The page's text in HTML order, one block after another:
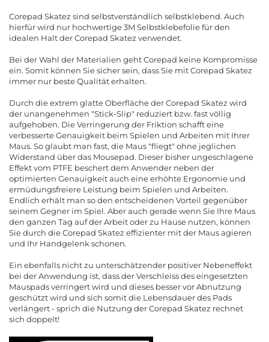
Corepad Skatez sind selbstverständlich selbstklebend. Auch
hierfür wird nur hochwertige 3M Selbstklebefolie für den
idealen Halt der Corepad Skatez verwendet.
Bei der Wahl der Materialien geht Corepad keine Kompromisse
ein. Somit können Sie sicher sein, dass Sie mit Corepad Skatez
immer nur beste Qualität erhalten.
Durch die extrem glatte Oberfläche der Corepad Skatez wird
der unangenehmen "Stick-Slip" reduziert bzw. fast völlig
aufgehoben. Die Verringerung der Friktion schafft eine
verbesserte Genauigkeit beim Spielen und Arbeiten mit Ihrer
Maus. So glaubt man fast, die Maus "fliegt" ohne jeglichen
Widerstand über das Mousepad. Dieser bisher ungeschlagene
Effekt vom PTFE beschert dem Anwender neben der
optimierten Genauigkeit auch eine erhöhte Ergonomie und
ermüdungsfreiere Leistung beim Spielen und Arbeiten.
Endlich erhält man so den entscheidenen Vorteil gegenüber
seinem Gegner im Spiel. Aber auch gerade wenn Sie Ihre Maus
den ganzen Tag auf der Arbeit oder zu Hause nutzen, können
Sie durch die Corepad Skatez effizienter mit der Maus agieren
und Ihr Handgelenk schonen.
Ein ebenfalls nicht zu unterschätzender positiver Nebeneffekt
bei der Anwendung ist, dass der Verschleiss des eingesetzten
Mauspads verringert wird und dieses besser vor Abnutzung
geschützt wird und sich somit die Lebensdauer des Pads
verlängert - sprich die Nutzung der Corepad Skatez rechnet
sich doppelt!